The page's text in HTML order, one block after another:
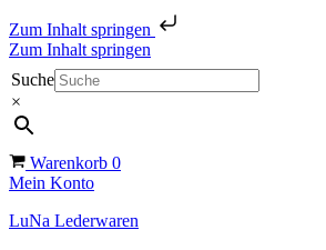
Zum Inhalt springen
Zum Inhalt springen
Suche
×
Warenkorb 0
Mein Konto
LuNa Lederwaren